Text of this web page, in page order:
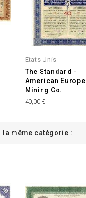
Etats Unis
The Standard -
American
Mining Co.
40,00 €
même catégorie :